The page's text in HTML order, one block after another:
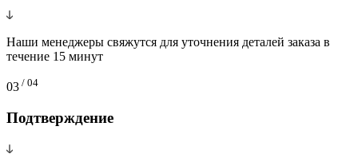
Наши менеджеры свяжутся для уточнения деталей заказа в
течение 15 минут
03 / 04
Подтверждение